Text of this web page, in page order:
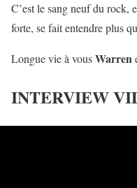
C’est le sang neuf du rock,
forte, se fait entendre plus
Longue vie à vousWarren
INTERVIEW